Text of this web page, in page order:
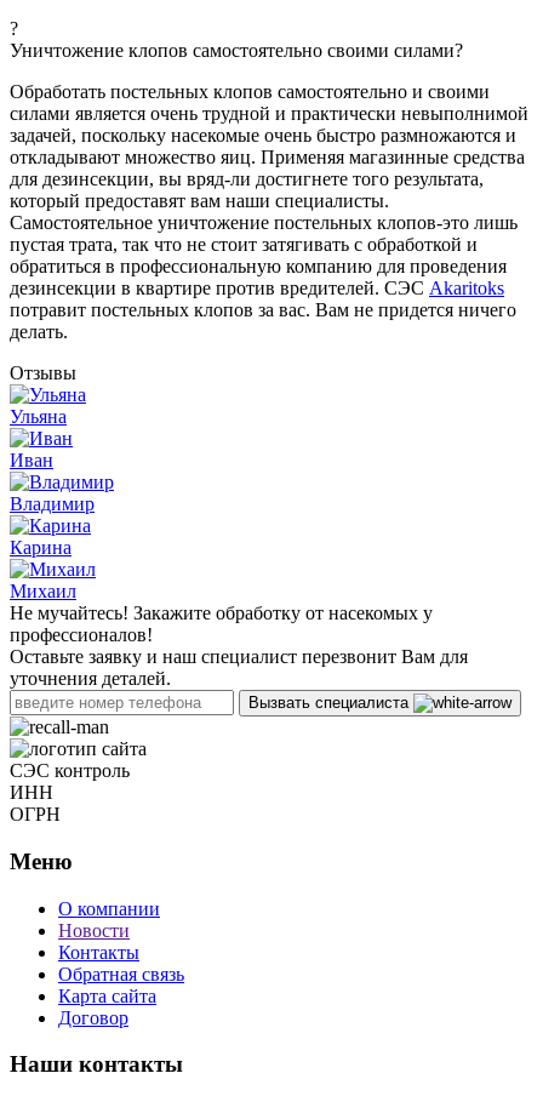
?
Уничтожение клопов самостоятельно своими силами?
Обработать постельных клопов самостоятельно и своими
силами является очень трудной и практически невыполнимой
задачей, поскольку насекомые очень быстро размножаются и
откладывают множество яиц. Применяя магазинные средства
для дезинсекции, вы вряд-ли достигнете того результата,
который предоставят вам наши специалисты.
Самостоятельное уничтожение постельных клопов-это лишь
пустая трата, так что не стоит затягивать с обработкой и
обратиться в профессиональную компанию для проведения
дезинсекции в квартире против вредителей. СЭС Akaritoks
потравит постельных клопов за вас. Вам не придется ничего
делать.
Отзывы
Ульяна
Иван
Владимир
Карина
Михаил
Не мучайтесь! Закажите обработку от насекомых у
профессионалов!
Оставьте заявку и наш специалист перезвонит Вам для
уточнения деталей.
Вызвать специалиста
СЭС контроль
ИНН
ОГРН
Меню
О компании
Новости
Контакты
Обратная связь
Карта сайта
Договор
Наши контакты